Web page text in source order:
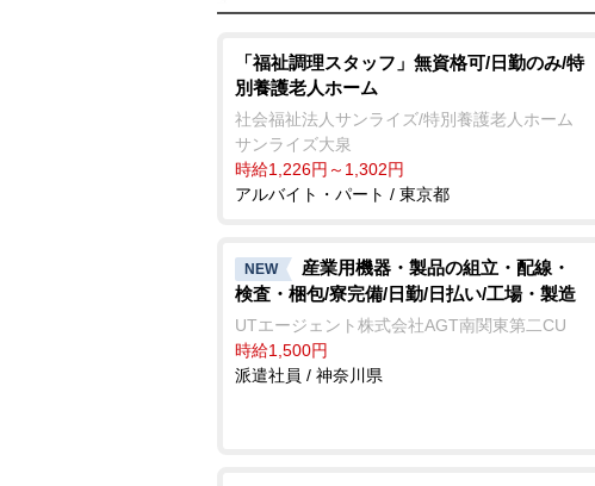
「福祉調理スタッフ」無資格可/日勤のみ/特
別養護老人ホーム
社会福祉法人サンライズ/特別養護老人ホーム
サンライズ大泉
時給1,226円～1,302円
アルバイト・パート / 東京都
NEW
産業用機器・製品の組立・配線・
検査・梱包/寮完備/日勤/日払い/工場・製造
UTエージェント株式会社AGT南関東第二CU
時給1,500円
派遣社員 / 神奈川県